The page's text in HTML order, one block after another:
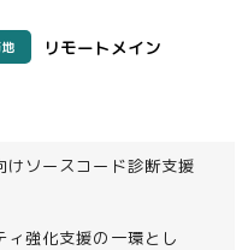
リモートメイン
ソースコード診断支援
ィ強化支援の一環とし